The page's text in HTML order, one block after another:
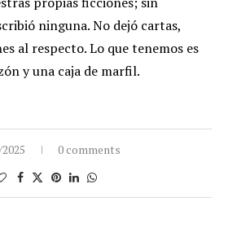
ninguna. No dejó cartas,
al respecto. Lo que tenemos es
y una caja de marfil.
0 comments